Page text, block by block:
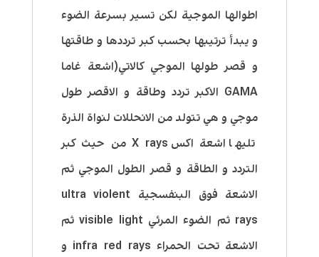
اطوالها الموجية لكن تسير بسرعة الضوء
و يبدأ ترتيبها بحسب كبر ترددها و طاقتها
و قصر طولها الموجي كالاتي(اشعة غاما
GAMA الاكبر تردد وطاقة و الاقصر طول
موجي و هي تتولد من الانحللات لنواة الذرة
تليها اشعة اكس X rays من حيث كبر
التردد و الطاقة و قصر الطول الموجي ثم
الاشعة فوق البنفسجية ultra violent
rays ثم الضوء المرئي visible light ثم
الاشعة تحت الحمراء infra red rays و